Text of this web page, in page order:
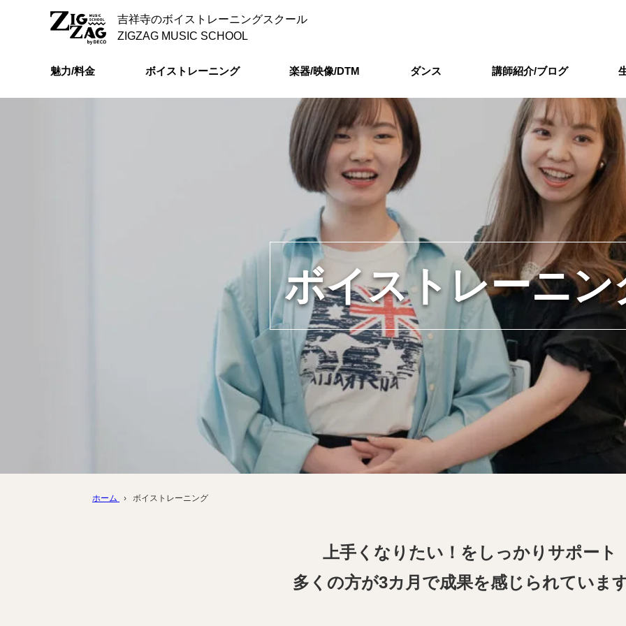
吉祥寺のボイストレーニングスクール
ZIGZAG MUSIC SCHOOL
魅力/料金 ボイストレーニング 楽器/映像/DTM ダンス 講師紹介/ブログ
ボイストレーニン
ホーム › ボイストレーニング
上手くなりたい！をしっかりサポート
多くの方が3カ月で成果を感じられていま